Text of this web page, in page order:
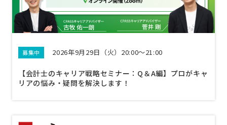
募集中 2026年9月29日（火）20:00～21:00
【会計士のキャリア戦略セミナー：Q＆A編】プロがキャ
リアの悩み・疑問を解決します！